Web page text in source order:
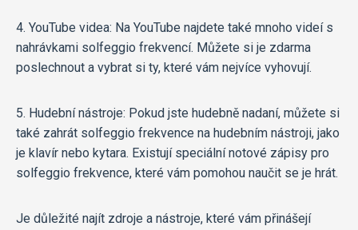
4. YouTube videa: Na YouTube najdete také mnoho videí s
nahrávkami solfeggio frekvencí. Můžete si je zdarma
poslechnout a vybrat si ty, které vám nejvíce vyhovují.
5. Hudební nástroje: Pokud jste hudebně nadaní, můžete si
také zahrát solfeggio frekvence na hudebním nástroji, jako
je klavír nebo kytara. Existují speciální notové zápisy pro
solfeggio frekvence, které vám pomohou naučit se je hrát.
Je důležité najít zdroje a nástroje, které vám přinášejí